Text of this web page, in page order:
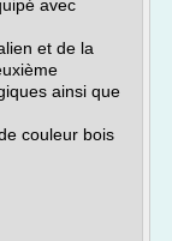
avec
et de la
ainsi que
couleur bois